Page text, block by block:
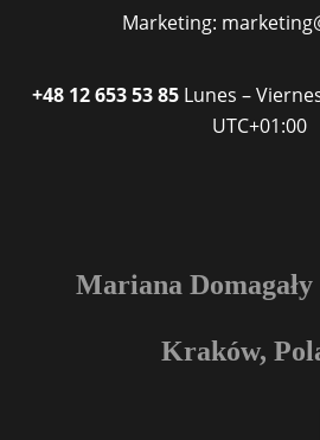
Marketing:
+48 12 653 53 85 Lunes –
UTC+01:00
Mariana Domagały
Kraków,